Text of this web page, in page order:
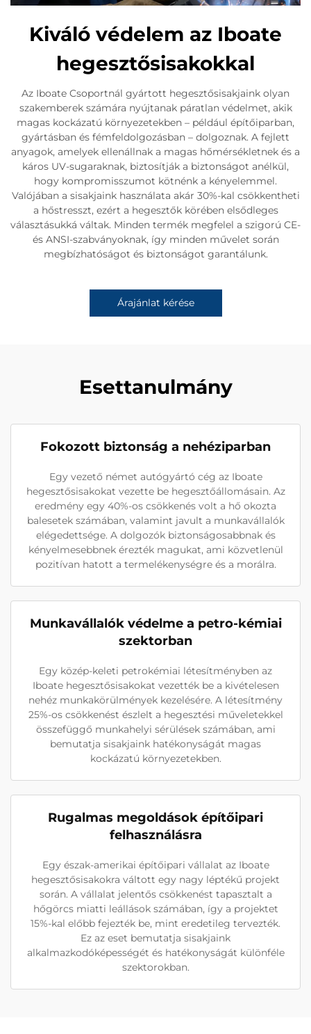
Kiváló védelem az Iboate
hegesztősisakokkal
Az Iboate Csoportnál gyártott hegesztősisakjaink olyan
szakemberek számára nyújtanak páratlan védelmet, akik
magas kockázatú környezetekben – például építőiparban,
gyártásban és fémfeldolgozásban – dolgoznak. A fejlett
anyagok, amelyek ellenállnak a magas hőmérsékletnek és a
káros UV-sugaraknak, biztosítják a biztonságot anélkül,
hogy kompromisszumot kötnénk a kényelemmel.
Valójában a sisakjaink használata akár 30%-kal csökkentheti
a hőstresszt, ezért a hegesztők körében elsődleges
választásukká váltak. Minden termék megfelel a szigorú CE-
és ANSI-szabványoknak, így minden művelet során
megbízhatóságot és biztonságot garantálunk.
Árajánlat kérése
Esettanulmány
Fokozott biztonság a nehéziparban
Egy vezető német autógyártó cég az Iboate
hegesztősisakokat vezette be hegesztőállomásain. Az
eredmény egy 40%-os csökkenés volt a hő okozta
balesetek számában, valamint javult a munkavállalók
elégedettsége. A dolgozók biztonságosabbnak és
kényelmesebbnek érezték magukat, ami közvetlenül
pozitívan hatott a termelékenységre és a morálra.
Munkavállalók védelme a petro-kémiai
szektorban
Egy közép-keleti petrokémiai létesítményben az
Iboate hegesztősisakokat vezették be a kivételesen
nehéz munkakörülmények kezelésére. A létesítmény
25%-os csökkenést észlelt a hegesztési műveletekkel
összefüggő munkahelyi sérülések számában, ami
bemutatja sisakjaink hatékonyságát magas
kockázatú környezetekben.
Rugalmas megoldások építőipari
felhasználásra
Egy észak-amerikai építőipari vállalat az Iboate
hegesztősisakokra váltott egy nagy léptékű projekt
során. A vállalat jelentős csökkenést tapasztalt a
hőgörcs miatti leállások számában, így a projektet
15%-kal előbb fejezték be, mint eredetileg tervezték.
Ez az eset bemutatja sisakjaink
alkalmazkodóképességét és hatékonyságát különféle
szektorokban.